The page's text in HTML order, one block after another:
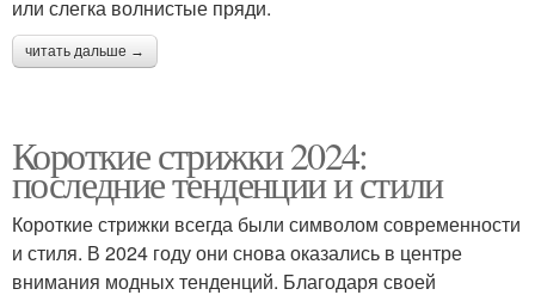
или слегка волнистые пряди.
читать дальше →
Короткие стрижки 2024:
последние тенденции и стили
Короткие стрижки всегда были символом современности
и стиля. В 2024 году они снова оказались в центре
внимания модных тенденций. Благодаря своей